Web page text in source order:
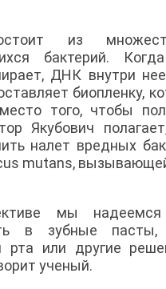
из
бактерий.
ДНК внутри
биопленку,
того, чтобы
Якубович
налет вредных
mutans,
мы
в зубные
рта или другие
ученый.